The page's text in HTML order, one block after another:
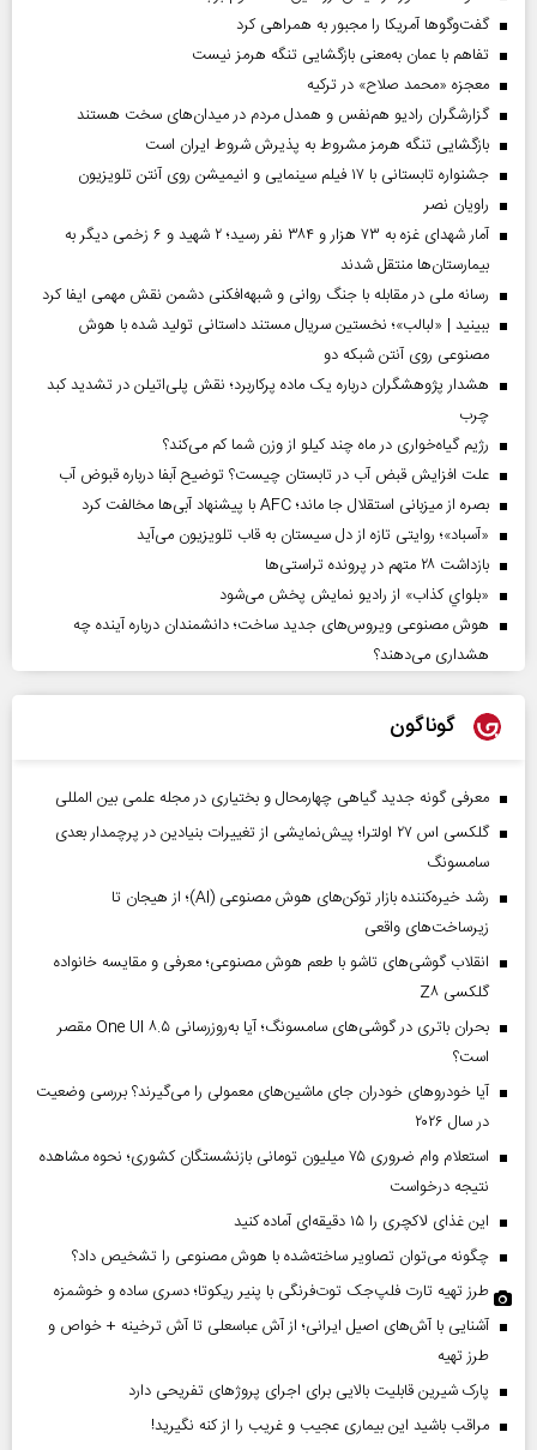
گفت‌وگوها آمریکا را مجبور به همراهی کرد
تفاهم با عمان به‌معنی بازگشایی تنگه هرمز نیست
معجزه «محمد صلاح» در ترکیه
گزارشگران رادیو هم‌نفس و همدل مردم در میدان‌های سخت هستند
بازگشایی تنگه هرمز مشروط به پذیرش شروط ایران است
جشنواره تابستانی با ۱۷ فیلم سینمایی و انیمیشن روی آنتن تلویزیون
راویان نصر
آمار شهدای غزه به ۷۳ هزار و ۳۸۴ نفر رسید؛ ۲ شهید و ۶ زخمی دیگر به
بیمارستان‌ها منتقل شدند
رسانه ملی در مقابله با جنگ روانی و شبهه‌افکنی دشمن نقش مهمی ایفا کرد
ببینید | «لبالب»؛ نخستین سریال مستند داستانی تولید شده با هوش
مصنوعی روی آنتن شبکه دو
هشدار پژوهشگران درباره یک ماده پرکاربرد؛ نقش پلی‌اتیلن در تشدید کبد
چرب
رژیم گیاه‌خواری در ماه چند کیلو از وزن شما کم می‌کند؟
علت افزایش قبض آب در تابستان چیست؟ توضیح آبفا درباره قبوض آب
بصره از میزبانی استقلال جا ماند؛ AFC با پیشنهاد آبی‌ها مخالفت کرد
«آسباد»؛ روایتی تازه از دل سیستان به قاب تلویزیون می‌آید
بازداشت ۲۸ متهم در پرونده تراستی‌ها
«بلواي کذاب» از رادیو نمایش پخش می‌شود
هوش مصنوعی ویروس‌های جدید ساخت؛ دانشمندان درباره آینده چه
هشداری می‌دهند؟
گوناگون
معرفی گونه جدید گیاهی چهارمحال و بختیاری در مجله علمی بین المللی
گلکسی اس ۲۷ اولترا؛ پیش‌نمایشی از تغییرات بنیادین در پرچمدار بعدی
سامسونگ
رشد خیره‌کننده بازار توکن‌های هوش مصنوعی (AI)؛ از هیجان تا
زیرساخت‌های واقعی
انقلاب گوشی‌های تاشو‌ با طعم هوش مصنوعی؛ معرفی و مقایسه خانواده
گلکسی Z۸
بحران باتری در گوشی‌های سامسونگ؛ آیا به‌روزرسانی One UI ۸.۵ مقصر
است؟
آیا خودروهای خودران جای ماشین‌های معمولی را می‌گیرند؟ بررسی وضعیت
در سال ۲۰۲۶
استعلام وام ضروری ۷۵ میلیون تومانی بازنشستگان کشوری؛ نحوه مشاهده
نتیجه درخواست
این غذای لاکچری را ۱۵ دقیقه‌ای آماده کنید
چگونه می‌توان تصاویر ساخته‌شده با هوش مصنوعی را تشخیص داد؟
طرز تهیه تارت فلپ‌جک توت‌فرنگی با پنیر ریکوتا؛ دسری ساده و خوشمزه
آشنایی با آش‌های اصیل ایرانی؛ از آش عباسعلی تا آش ترخینه + خواص و
طرز تهیه
پارک شیرین قابلیت‌ بالایی برای اجرای پروژهای تفریحی دارد
مراقب باشید این بیماری عجیب و غریب را از کنه نگیرید!